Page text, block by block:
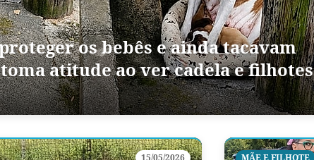
os bebês e ainda tacavam
atitude ao ver cadela e filhotes
15/05/2026 MÃE E FILHOTE